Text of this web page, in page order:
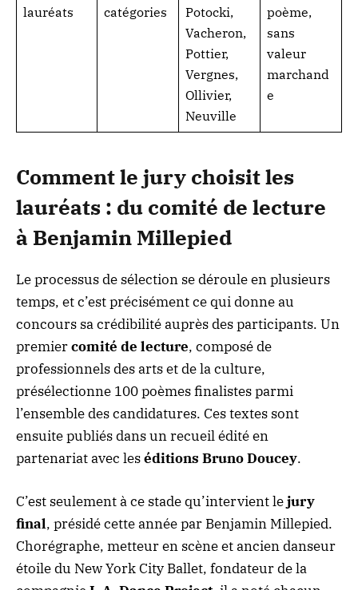
lauréats
catégories
Potocki,
Vacheron,
Pottier,
Vergnes,
Ollivier,
Neuville
poème,
sans
valeur
marchand
e
Comment le jury choisit les
lauréats : du comité de lecture
à Benjamin Millepied
Le processus de sélection se déroule en plusieurs
temps, et c’est précisément ce qui donne au
concours sa crédibilité auprès des participants. Un
premiercomité de lecture, composé de
professionnels des arts et de la culture,
présélectionne 100 poèmes finalistes parmi
l’ensemble des candidatures. Ces textes sont
ensuite publiés dans un recueil édité en
partenariat avec leséditions Bruno Doucey.
C’est seulement à ce stade qu’intervient lejury
final, présidé cette année par Benjamin Millepied.
Chorégraphe, metteur en scène et ancien danseur
étoile du New York City Ballet, fondateur de la